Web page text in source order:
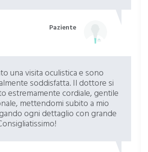
Paziente
una visita oculistica e sono
soddisfatta. Il dottore si
estremamente cordiale, gentile
mettendomi subito a mio
ogni dettaglio con grande